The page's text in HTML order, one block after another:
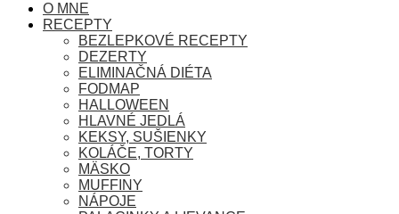
O MNE
RECEPTY
BEZLEPKOVÉ RECEPTY
DEZERTY
ELIMINAČNÁ DIÉTA
FODMAP
HALLOWEEN
HLAVNÉ JEDLÁ
KEKSY, SUŠIENKY
KOLÁČE, TORTY
MÄSKO
MUFFINY
NÁPOJE